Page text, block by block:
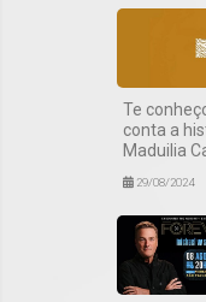
Te
conta a
Maduilia
29/08/2024